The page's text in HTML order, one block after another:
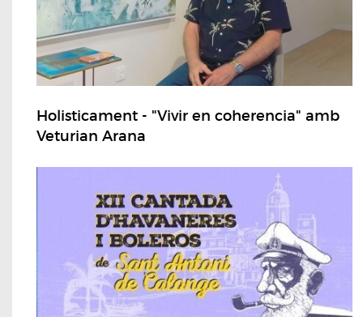
Holisticament - "Vivir en coherencia" amb
Veturian Arana